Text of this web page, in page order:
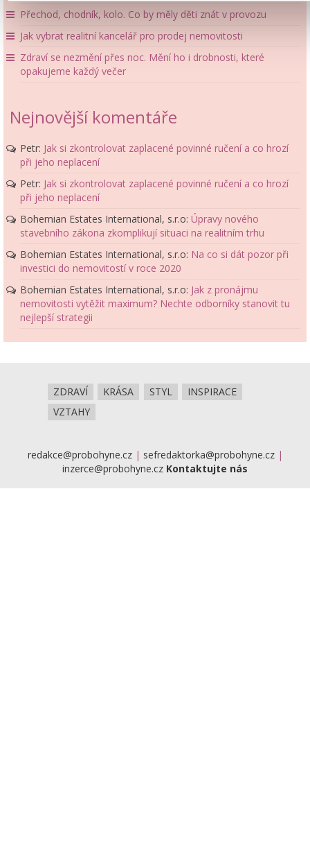
Přechod, chodník, kolo. Co by měly děti znát v provozu
Jak vybrat realitní kancelář pro prodej nemovitosti
Zdraví se nezmění přes noc. Mění ho i drobnosti, které
opakujeme každý večer
Nejnovější komentáře
Petr: Jak si zkontrolovat zaplacené povinné ručení a co hrozí
při jeho neplacení
Petr: Jak si zkontrolovat zaplacené povinné ručení a co hrozí
při jeho neplacení
Bohemian Estates International, s.r.o: Úpravy nového
stavebního zákona zkomplikují situaci na realitním trhu
Bohemian Estates International, s.r.o: Na co si dát pozor při
investici do nemovitostí v roce 2020
Bohemian Estates International, s.r.o: Jak z pronájmu
nemovitosti vytěžit maximum? Nechte odborníky stanovit tu
nejlepší strategii
ZDRAVÍ KRÁSA STYL
INSPIRACE
VZTAHY
redakce@probohyne.cz| sefredaktorka@probohyne.cz|
inzerce@probohyne.cz Kontaktujte nás